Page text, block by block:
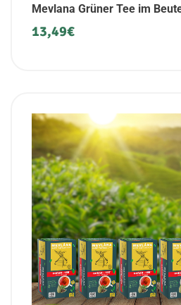
Mevlana Grüner Tee im
Tee | Luxusmischung | 6er
13,49€